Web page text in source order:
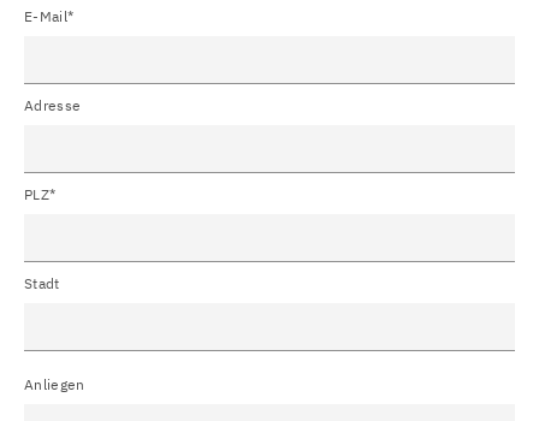
E-Mail*
Adresse
PLZ*
Stadt
Anliegen